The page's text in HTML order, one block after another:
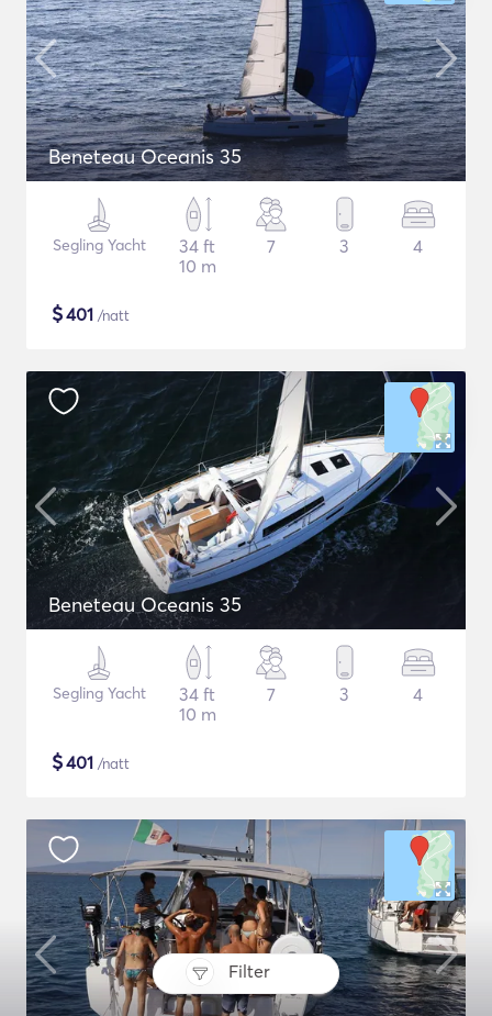
Filter
Beneteau Oceanis 35
Segling Yacht
34 ft
10 m
7 3 4
$401 /natt
Beneteau Oceanis 35
Segling Yacht
34 ft
10 m
7 3 4
$401 /natt